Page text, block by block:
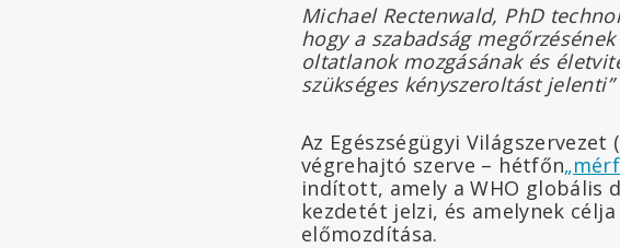
Michael Rectenwald, PhD
hogy a szabadság
oltatlanok mozgásának és
szükséges kényszeroltást jelenti”
Az Egészségügyi
végrehajtó szerve – hétfőn
indított, amely a WHO globális
kezdetét jelzi, és amelynek
előmozdítása.